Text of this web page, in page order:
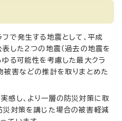
フで発生する地震として、平成
した2つの地震（過去の地震を
ゆる可能性を考慮した最大クラ
被害などの推計を取りまとめた
感し、より一層の防災対策に取
災対策を講じた場合の被害軽減